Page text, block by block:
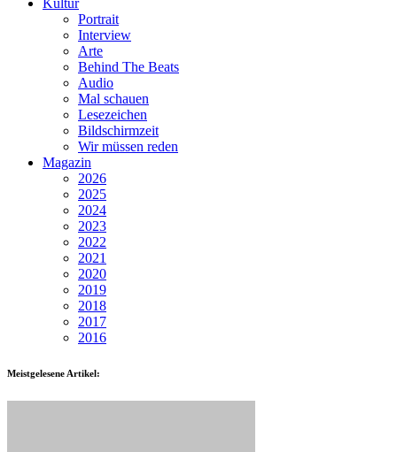
Kultur
Portrait
Interview
Arte
Behind The Beats
Audio
Mal schauen
Lesezeichen
Bildschirmzeit
Wir müssen reden
Magazin
2026
2025
2024
2023
2022
2021
2020
2019
2018
2017
2016
Meistgelesene Artikel: